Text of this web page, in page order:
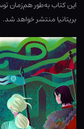
این کتاب به‌طور هم‌زمان
بریتانیا منتشر خواهد شد.